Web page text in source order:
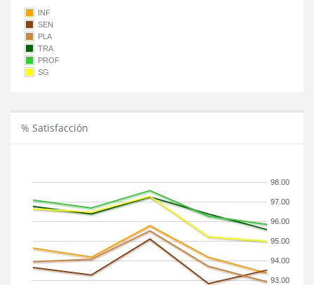
INF
SEN
PLA
TRA
PROF
SG
% Satisfacción
93.00
94.00
95.00
96.00
97.00
98.00